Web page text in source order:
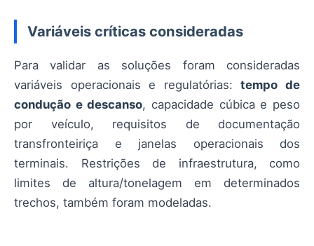
Variáveis críticas consideradas
Para validar as soluções foram consideradas
variáveis operacionais e regulatórias:tempo de
condução e descanso, capacidade cúbica e peso
por veículo, requisitos de documentação
transfronteiriça e janelas operacionais dos
terminais. Restrições de infraestrutura, como
limites de altura/tonelagem em determinados
trechos, também foram modeladas.